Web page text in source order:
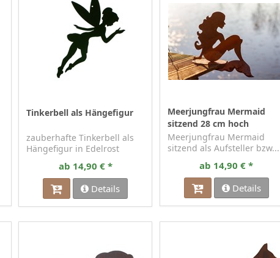
Tinkerbell als Hängefigur
zauberhafte Tinkerbell als
Hängefigur in Edelrost
ab 14,90 € *
Details
Meerjungfrau Mermaid
sitzend 28 cm hoch
Meerjungfrau Mermaid
sitzend als Aufsteller bzw...
ab 14,90 € *
Details